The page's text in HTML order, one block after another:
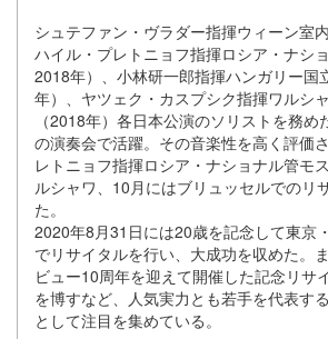
シュテファン・ヴラダー指揮ウィーン室
ハイル・プレトニョフ指揮ロシア・ナシ
2018年）、小林研一郎指揮ハンガリー国
年）、ヤツェク・カスプシク指揮ワルシ
（2018年）各日本公演のソリストを務
の演奏会で活躍。その音楽性を高く評価
レトニョフ指揮ロシア・ナショナル管モ
ルシャワ、10月にはブリュッセルでのリ
た。
2020年8月31日には20歳を記念して東京
でリサイタルを行い、大成功を収めた。
ビュー10周年を迎えて開催した記念リサ
を博すなど、人気実力とも若手を代表す
として注目を集めている。